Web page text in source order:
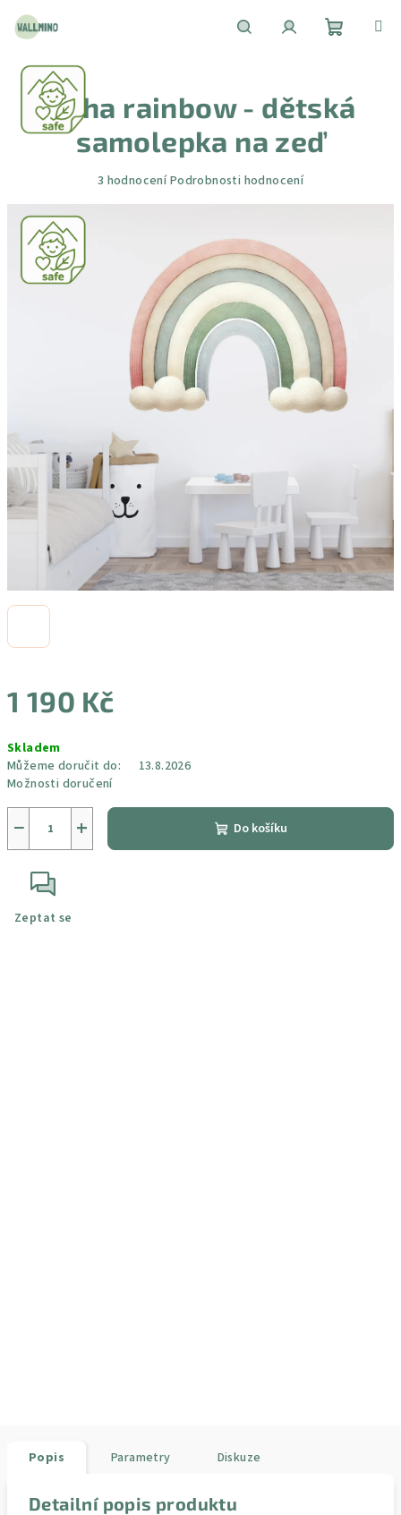
obsah
košík
1 190 Kč
cena:
Skladem
Můžeme doručit do:
13.8.2026
Možnosti doručení
+
− Do košíku
Zeptat se
Duha rainbow - dětská
samolepka na zeď
Průměrné
hvězdiček.
3 hodnoceníPodrobnosti hodnocení
Popis Parametry Diskuze
Detailní popis produktu